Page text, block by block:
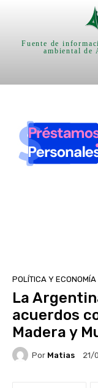
Fuente de
ambiental de
POLÍTICA Y ECONOMÍA
La
acuerdos
Madera y
Por Matias 21/